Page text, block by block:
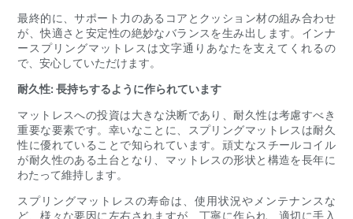
最終的に、サポート力のあるコアとクッション材の組み合わせ
が、快適さと安定性の絶妙なバランスを生み出します。インナ
ースプリングマットレスは文字通りあなたを支えてくれるの
で、安心していただけます。
耐久性: 長持ちするように作られています
マットレスへの投資は大きな決断であり、耐久性は考慮すべき
重要な要素です。幸いなことに、スプリングマットレスは耐久
性に優れていることで知られています。頑丈なスチールコイル
が耐久性のある土台となり、マットレスの形状と構造を長年に
わたって維持します。
スプリングマットレスの寿命は、使用状況やメンテナンスな
ど、様々な要因に左右されますが、丁寧に作られ、適切に手入